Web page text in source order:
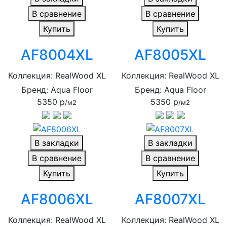
В сравнение
Купить
AF8004XL
Коллекция: RealWood XL
Бренд: Aqua Floor
5350 р/м2
В сравнение
Купить
AF8005XL
Коллекция: RealWood XL
Бренд: Aqua Floor
5350 р/м2
В закладки
В сравнение
Купить
AF8006XL
Коллекция: RealWood XL
В закладки
В сравнение
Купить
AF8007XL
Коллекция: RealWood XL